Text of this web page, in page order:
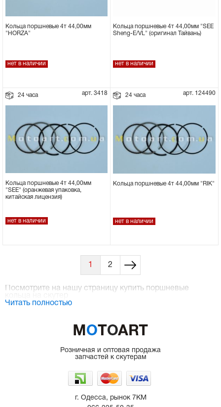
Кольца поршневые 4т 44,00мм
"HORZA"
нет в наличии
Кольца поршневые 4т 44,00мм "SEE
Sheng-E/VL" (оригинал Тайвань)
нет в наличии
24 часа арт. 3418
Кольца поршневые 4т 44,00мм
"SEE" (оранжевая упаковка,
китайская лицензия)
нет в наличии
24 часа арт. 124490
Кольца поршневые 4т 44,00мм "RIK"
нет в наличии
1 2
Посмотрите на нашу страницу купить поршневые
Читать полностью
Розничная и оптовая продажа
запчастей к скутерам
г. Одесса, рынок 7КМ